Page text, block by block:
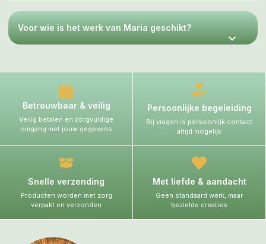
Voor wie is het werk van Maria geschikt?
Betrouwbaar & veilig
Veilig betalen en zorgvuldige
omgang met jouw gegevens
Persoonlijke begeleiding
Bij vragen is persoonlijk contact
altijd mogelijk
Snelle verzending
Producten worden met zorg
verpakt en verzonden
Met liefde & aandacht
Geen standaard werk, maar
bezielde creaties